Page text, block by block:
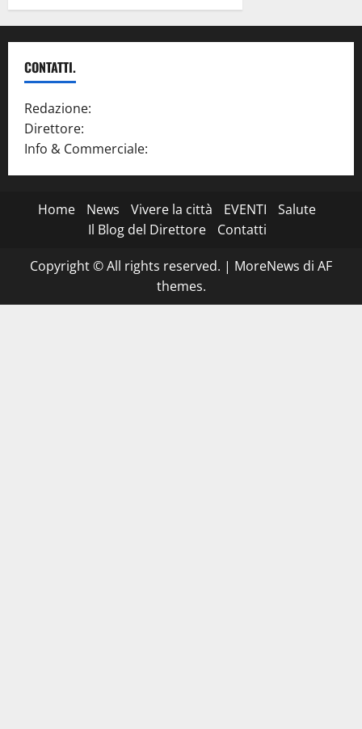
CONTATTI.
Redazione:
Direttore:
Info & Commerciale:
Home News Vivere la città EVENTI
Salute
Il Blog del Direttore
Contatti
Copyright © All rights reserved. | MoreNews di AF
themes.